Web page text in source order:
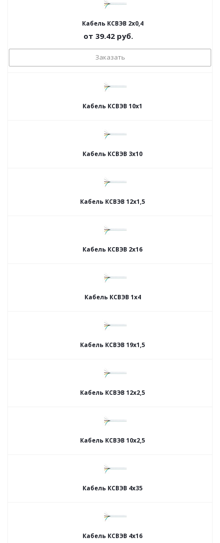
Кабель КСВЭВ 2х0,4
от 39.42 руб.
Заказать
Кабель КСВЭВ 10х1
Кабель КСВЭВ 3х10
Кабель КСВЭВ 12х1,5
Кабель КСВЭВ 2х16
Кабель КСВЭВ 1х4
Кабель КСВЭВ 19х1,5
Кабель КСВЭВ 12х2,5
Кабель КСВЭВ 10х2,5
Кабель КСВЭВ 4х35
Кабель КСВЭВ 4х16